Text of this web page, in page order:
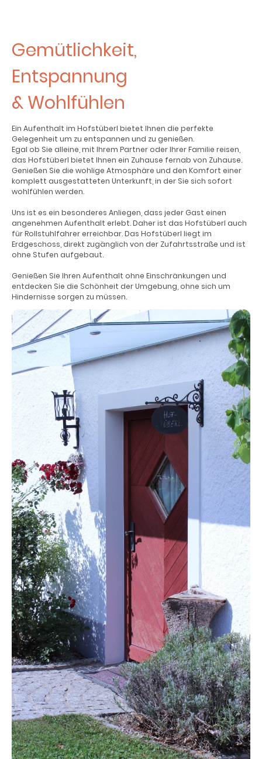
Gemütlichkeit,
Entspannung
& Wohlfühlen
Ein Aufenthalt im Hofstüberl bietet Ihnen die perfekte
Gelegenheit um zu entspannen und zu genießen.
Egal ob Sie alleine, mit Ihrem Partner oder Ihrer Familie reisen,
das Hofstüberl bietet Ihnen ein Zuhause fernab von Zuhause.
Genießen Sie die wohlige Atmosphäre und den Komfort einer
komplett ausgestatteten Unterkunft, in der Sie sich sofort
wohlfühlen werden.
Uns ist es ein besonderes Anliegen, dass jeder Gast einen
angenehmen Aufenthalt erlebt. Daher ist das Hofstüberl auch
für Rollstuhlfahrer erreichbar. Das Hofstüberl liegt im
Erdgeschoss, direkt zugänglich von der Zufahrtsstraße und ist
ohne Stufen aufgebaut.
Genießen Sie Ihren Aufenthalt ohne Einschränkungen und
entdecken Sie die Schönheit der Umgebung, ohne sich um
Hindernisse sorgen zu müssen.